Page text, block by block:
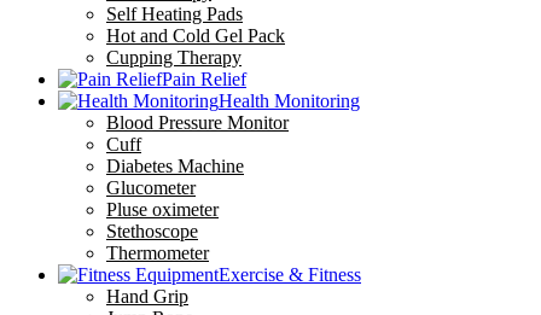
Self Heating Pads
Hot and Cold Gel Pack
Cupping Therapy
Pain Relief
Health Monitoring
Blood Pressure Monitor
Cuff
Diabetes Machine
Glucometer
Pluse oximeter
Stethoscope
Thermometer
Exercise & Fitness
Hand Grip